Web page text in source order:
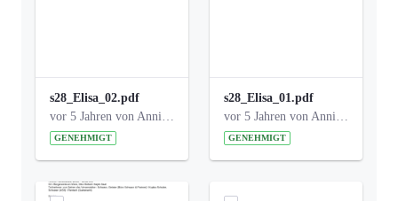
s28_Elisa_02.pdf
vor 5 Jahren von Anni Schlumberger
GENEHMIGT
s28_Elisa_01.pdf
vor 5 Jahren von Anni Schlumberger
GENEHMIGT